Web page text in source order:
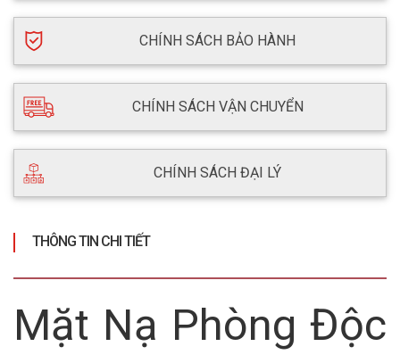
CHÍNH SÁCH BẢO HÀNH
CHÍNH SÁCH VẬN CHUYỂN
CHÍNH SÁCH ĐẠI LÝ
THÔNG TIN CHI TIẾT
Mặt Nạ Phòng Độc